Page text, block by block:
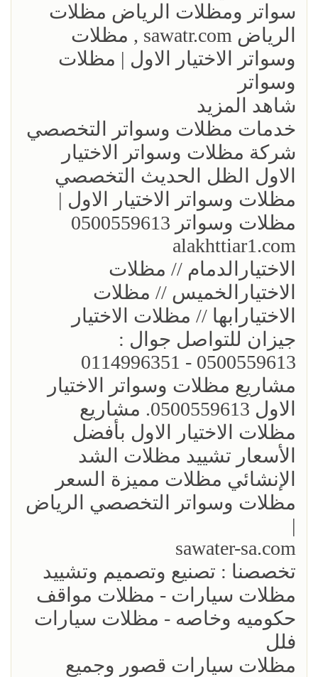
سواتر ومظلات الرياض مظلات
الرياض sawatr.com , مظلات
وسواتر الاختيار الاول | مظلات
وسواتر
شاهد المزيد
خدمات مظلات وسواتر التخصصي
شركة مظلات وسواتر الاختيار
الاول الظل الحديث التخصصي
مظلات وسواتر الاختيار الاول |
مظلات وسواتر 0500559613
alakhttiar1.com
الاختيارالدمام // مظلات
الاختيارالخميس // مظلات
الاختيارابها // مظلات الاختيار
جيزان للتواصل جوال :
0500559613 - 0114996351
مشاريع مظلات وسواتر الاختيار
الاول 0500559613. مشاريع
مظلات الاختيار الاول بأفضل
الأسعار تشييد مظلات الشد
الإنشائي مظلات مميزة السعر
مظلات وسواتر التخصصي الرياض
|
sawater-sa.com
تخصصنا : تصنيع وتصميم وتشييد
مظلات سيارات - مظلات مواقف
حكوميه وخاصه - مظلات سيارات
فلل
مظلات سيارات قصور وجميع